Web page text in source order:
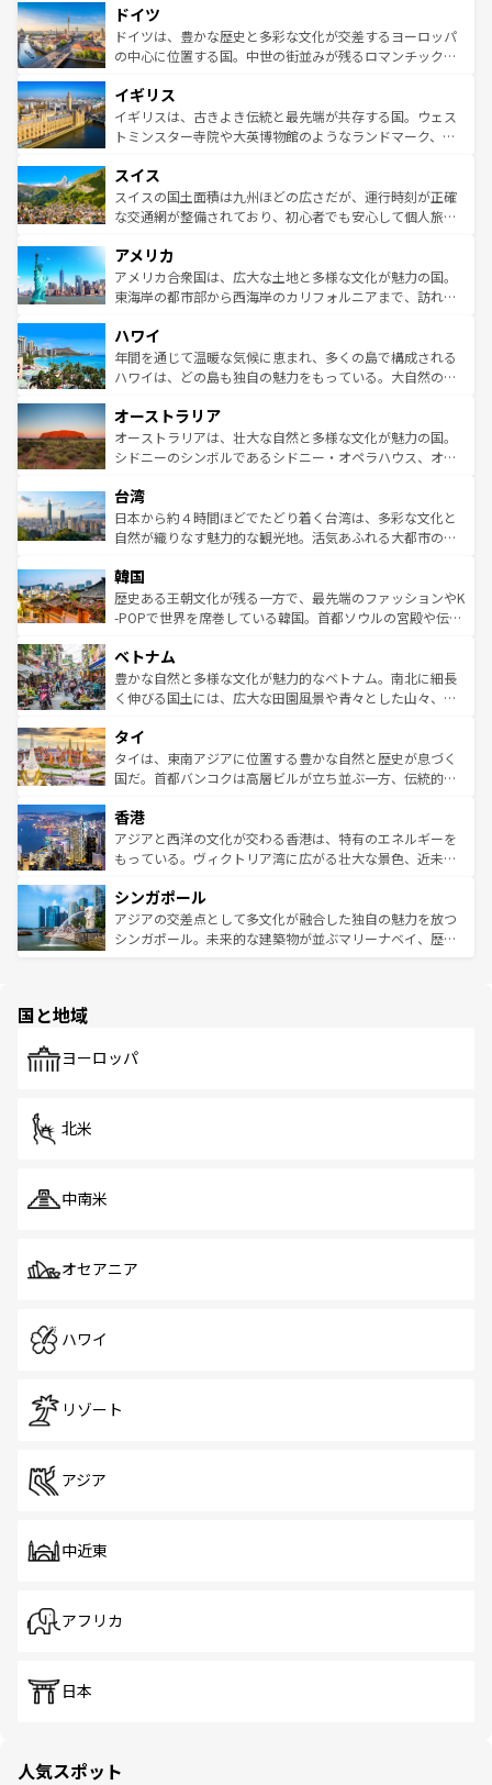
せる。地方によって風土や気候が異なるスペインはその個
性で訪れる人を魅了する。 なお、新着のスペイン情報は コ
ンテンツ一覧を参照してほしい。
で、幅広い魅力が詰まっている。華麗な宮殿、歴史的な大
聖堂、美しいビーチ、そして豊かな自然が、訪れる者を心
から魅了する。また、フランスは美食の国としても知ら
いる。シャンパンの発祥地であるランス、プロヴァンスの
香り高いラベンダー畑など、多彩な楽しみ方が可能だ。さ
らに、パリ以外の地域にも魅力が溢れており、どの街角に
れる地方に足を運ぶとそれぞれで全く異なる文化を体験で
きるだろう。 なお、新着のフランス情報はコンテンツ一覧
を参照してほしい。
ドイツ
ドイツは、豊かな歴史と多彩な文化が交差するヨーロッパ
の中心に位置する国。中世の街並みが残るロマンチック街
顔を持つこの国は、どこを歩いても飽きることがない。ベ
ルリンの文化的活気、バイエルン州のアルプスの絶景、そ
してライン川沿いのワイン畑といった風景は必見。ビール
は、お酒好きな人にはぜひ体験してほしい。 なお、新着の
ドイツ情報はコンテンツ一覧を参照してほしい。
イギリス
イギリスは、古きよき伝統と最先端が共存する国。ウェス
トミンスター寺院や大英博物館のようなランドマーク、歴
リアごとに異なる魅力がある。また、優雅なアフタヌーン
ティー、ビール好きにはたまらない英国パブ、サッカー観
戦など、本場だからこそできる体験も豊富。イギリスを旅
ンツ一覧を参照してほしい。
スイス
スイスの国土面積は九州ほどの広さだが、運行時刻が正確
な交通網が整備されており、初心者でも安心して個人旅行
の建物がそのまま残る町や、スイスならではのユニークな
博物館もあり、アルプス観光だけでなく町歩きも満喫する
ことができる。国民の所得が高いため物価も高いが、旅行
ば市内交通費無料で観光を楽しむこともできる。 なお、新
着のスイス情報はコンテンツ一覧 を参照してほしい。
アメリカ
アメリカ合衆国は、広大な土地と多様な文化が魅力の国。
東海岸の都市部から西海岸のカリフォルニアまで、訪れる
のような巨大都市は、観光、ショッピング、エンターテイ
ンメントが詰まった刺激的なスポットだ。一方、アメリカ
西部には大自然が広がり、グランドキャニオンやイエロー
部のニューオーリンズでは、音楽と美食が融合した独特の
文化が魅力。旅行者はアメリカの各地域で異なる魅力を楽
しみながら、その多様性と豊かな歴史を感じることができ
ならではの贅沢な旅のスタイルだ。 なお、新着のアメリカ
情報はコンテンツ一覧を参照してほしい。
ハワイ
年間を通じて温暖な気候に恵まれ、多くの島で構成される
ハワイは、どの島も独自の魅力をもっている。大自然の神
ワイ島は見逃せない。また、定番の観光地といえばオアフ
島だが、静かな自然を求めるならマウイ島やカウアイ島が
おすすめ。エメラルドグリーンに輝く海をはじめ、豊かな
れるおもてなしの心で訪れる人々を迎えてくれるハワイの
人々、おいしいローカルフードやハワイアンミュージッ
ク、伝統的なフラダンスなど、すべてがハワイの魅力を彩
ワイを、存分に味わってほしい。 なお、新着のハワイ情報
はコンテンツ一覧を参照してほしい。
オーストラリア
オーストラリアは、壮大な自然と多様な文化が魅力の国。
シドニーのシンボルであるシドニー・オペラハウス、オー
リアリーフや大陸中央部にそびえるウルル（エアーズロッ
ク）、タスマニアの美しい原生林やケアンズの熱帯雨林な
ど、見どころがたくさん。また、カフェやワイン、オージ
いる。アクティビティも充実しており、サーフィンやダイ
ビング、ハイキングなど、アウトドア好きにはたまらな
い。オーストラリアの多彩な魅力を存分に味わいつくそ
参照してほしい。
台湾
日本から約４時間ほどでたどり着く台湾は、多彩な文化と
自然が織りなす魅力的な観光地。活気あふれる大都市の台
ン）、静ひつな山岳地帯である台湾東部など、都市の喧騒
と山間の静けさが共存しており、訪れる人に新しい発見と
驚きをもたらしてくれる。また、奥深い台湾の食文化も魅
容にもいいと評判のスイーツなど、バラエティ豊かな料理
が味わえる。 なお、新着の台湾情報は コンテンツ一覧を参
照してほしい。
韓国
歴史ある王朝文化が残る一方で、最先端のファッションやK
-POPで世界を席巻している韓国。首都ソウルの宮殿や伝統
き、地方に足を延ばせば四季折々の自然美を楽しむことが
できる。そして、キムチや焼肉、絶品のストリートフード
まで、さまざまな韓国料理が待っている。夜には、韓国な
リティに包まれながら、韓国の多彩な魅力を心ゆくまで味
わってみてほしい。 なお、新着の韓国情報はコンテンツ一
覧を参照してほしい。
ベトナム
豊かな自然と多様な文化が魅力的なベトナム。南北に細長
く伸びる国土には、広大な田園風景や青々とした山々、世
急速な発展と共に伝統が息づく。ハノイの古い町並みやホ
ーチミン市のフランス統治時代の建物も、独特の雰囲気を
醸し出している。また、バラエティの豊かさとおいしさで
とつ。フォーやバインミー、ベトナムコーヒーなどは、ぜ
ひ現地で味わいたい。どの地域を訪れてもあたたかい人々
が旅行者を迎えてくれるので、きっと忘れられない旅にな
参照してほしい。
タイ
タイは、東南アジアに位置する豊かな自然と歴史が息づく
国だ。首都バンコクは高層ビルが立ち並ぶ一方、伝統的な
の活気が交差している。北部ではチェンマイなどの山岳地
帯で自然と触れ合い、南部ではプーケットやクラビの美し
いビーチでリゾート気分を楽しむことができる。タイ料理
激する。気候は一年中温暖で、どの季節にも異なる楽しみ
が待っている。親しみやすいタイの人々、仏教を中心とし
た文化、そして多様な観光資源が、訪れる旅人を魅了し続
香港
アジアと西洋の文化が交わる香港は、特有のエネルギーを
もっている。ヴィクトリア湾に広がる壮大な景色、近未来
み、どこを訪れても感動するはず。観光スポットが密集し
ており、効率よく見どころを回れるのも魅力。息をのむよ
うな絶景から文化的な体験まで、香港を存分に楽しみ尽く
シンガポール
アジアの交差点として多文化が融合した独自の魅力を放つ
シンガポール。未来的な建築物が並ぶマリーナベイ、歴史
で、ホーカーズは地元の風情を楽しめる外せないスポット
国と地域
ヨーロッパ
北米
中南米
オセアニア
ハワイ
リゾート
アジア
中近東
アフリカ
日本
人気スポット